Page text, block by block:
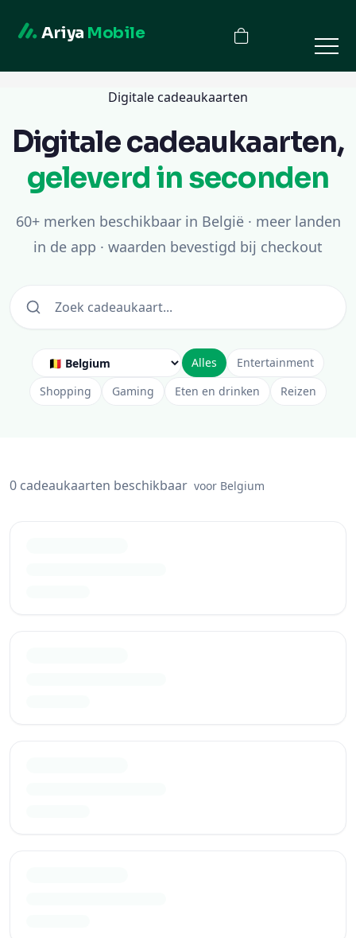
Ariya Mobile
Digitale cadeaukaarten
Digitale cadeaukaarten,
geleverd in seconden
60+ merken beschikbaar in België · meer landen
in de app · waarden bevestigd bij checkout
Alles
Entertainment
Shopping
Gaming Eten en drinken Reizen
0 cadeaukaarten beschikbaar voor Belgium